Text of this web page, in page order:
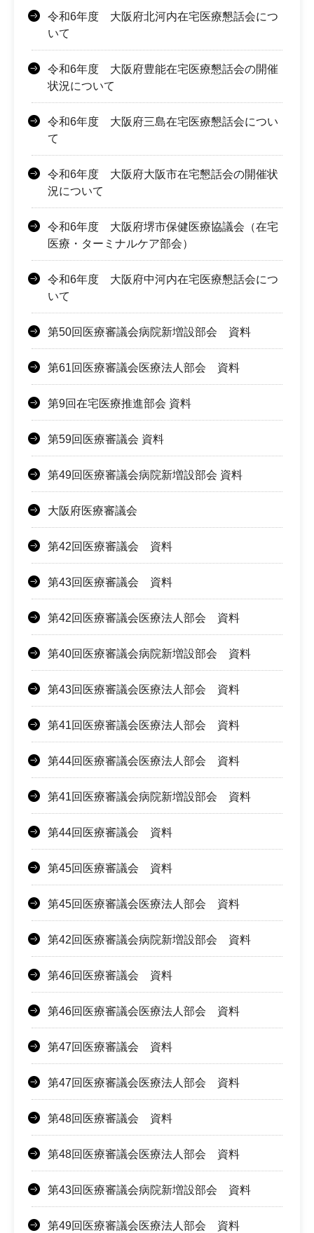
令和6年度 大阪府北河内在宅医療懇話会につ
いて
令和6年度 大阪府豊能在宅医療懇話会の開催
状況について
令和6年度 大阪府三島在宅医療懇話会につい
て
令和6年度 大阪府大阪市在宅懇話会の開催状
況について
令和6年度 大阪府堺市保健医療協議会（在宅
医療・ターミナルケア部会）
令和6年度 大阪府中河内在宅医療懇話会につ
いて
第50回医療審議会病院新増設部会 資料
第61回医療審議会医療法人部会 資料
第9回在宅医療推進部会 資料
第59回医療審議会 資料
第49回医療審議会病院新増設部会 資料
大阪府医療審議会
第42回医療審議会 資料
第43回医療審議会 資料
第42回医療審議会医療法人部会 資料
第40回医療審議会病院新増設部会 資料
第43回医療審議会医療法人部会 資料
第41回医療審議会医療法人部会 資料
第44回医療審議会医療法人部会 資料
第41回医療審議会病院新増設部会 資料
第44回医療審議会 資料
第45回医療審議会 資料
第45回医療審議会医療法人部会 資料
第42回医療審議会病院新増設部会 資料
第46回医療審議会 資料
第46回医療審議会医療法人部会 資料
第47回医療審議会 資料
第47回医療審議会医療法人部会 資料
第48回医療審議会 資料
第48回医療審議会医療法人部会 資料
第43回医療審議会病院新増設部会 資料
第49回医療審議会医療法人部会 資料